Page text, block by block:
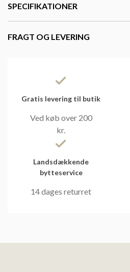
SPECIFIKATIONER
FRAGT OG LEVERING
Gratis levering til butik
Ved køb over 200
kr.
Landsdækkende
bytteservice
14 dages returret